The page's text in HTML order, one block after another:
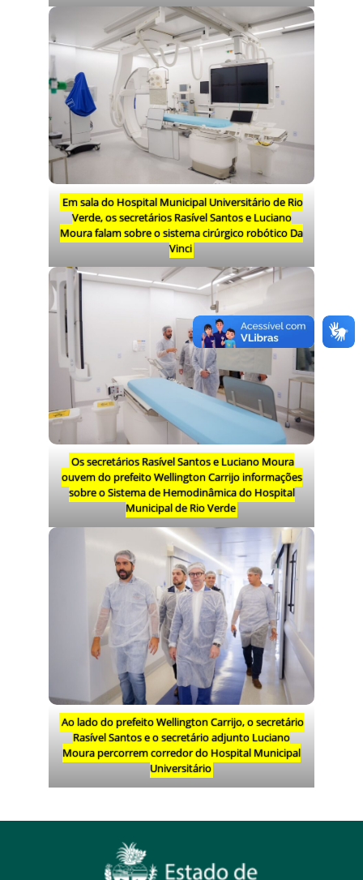
Em sala do Hospital Municipal Universitário de Rio
Verde, os secretários Rasível Santos e Luciano
Moura falam sobre o sistema cirúrgico robótico Da
Vinci
Os secretários Rasível Santos e Luciano Moura
ouvem do prefeito Wellington Carrijo informações
sobre o Sistema de Hemodinâmica do Hospital
Municipal de Rio Verde
Ao lado do prefeito Wellington Carrijo, o secretário
Rasível Santos e o secretário adjunto Luciano
Moura percorrem corredor do Hospital Municipal
Universitário